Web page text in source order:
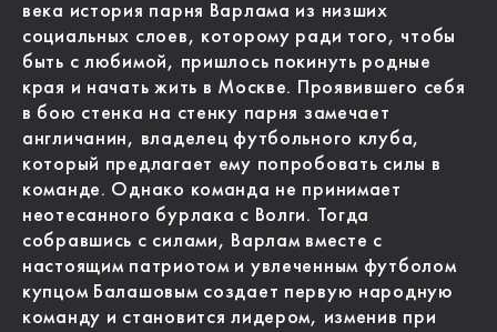
века история парня Варлама из низших
социальных слоев, которому ради того, чтобы
быть с любимой, пришлось покинуть родные
края и начать жить в Москве. Проявившего себя
в бою стенка на стенку парня замечает
англичанин, владелец футбольного клуба,
который предлагает ему попробовать силы в
команде. Однако команда не принимает
неотесанного бурлака с Волги. Тогда
собравшись с силами, Варлам вместе с
настоящим патриотом и увлеченным футболом
купцом Балашовым создает первую народную
команду и становится лидером, изменив при